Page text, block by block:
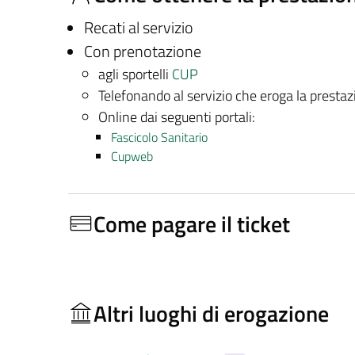
Recati al servizio
Con prenotazione
agli sportelli CUP
Telefonando al servizio che eroga la
Online dai seguenti portali:
Fascicolo Sanitario
Cupweb
Come pagare il ticket
Altri luoghi di erogazione